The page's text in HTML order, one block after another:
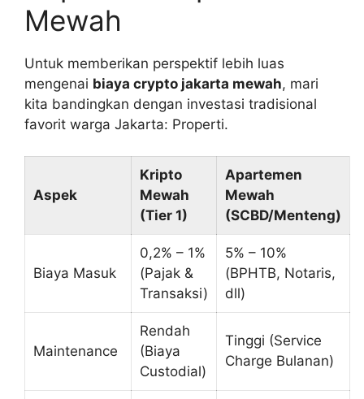
Mewah
Untuk memberikan perspektif lebih luas
mengenai biaya crypto jakarta mewah, mari
kita bandingkan dengan investasi tradisional
favorit warga Jakarta: Properti.
Aspek
Kripto
Mewah
(Tier 1)
Apartemen
Mewah
(SCBD/Menteng)
Biaya Masuk
0,2% – 1%
(Pajak &
Transaksi)
5% – 10%
(BPHTB, Notaris,
dll)
Maintenance
Rendah
(Biaya
Custodial)
Tinggi (Service
Charge Bulanan)